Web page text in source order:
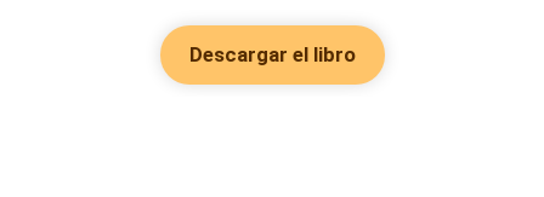
Descargar el libro